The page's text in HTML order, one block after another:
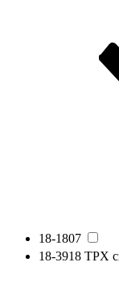
18-1807
18-3918 TPX